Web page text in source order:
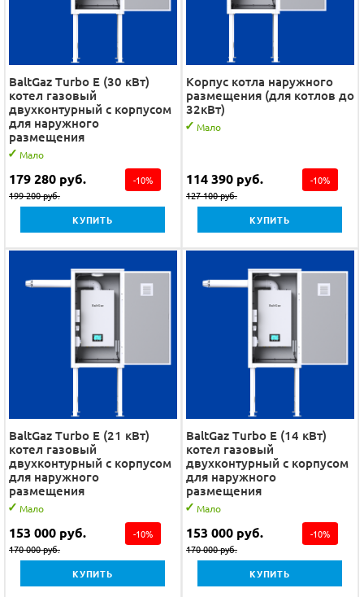
BaltGaz Turbo E (30 кВт)
котел газовый
двухконтурный с корпусом
для наружного
размещения
Мало
179 280 руб.
199 200руб.
-10%
КУПИТЬ
Корпус котла наружного
размещения (для котлов до
32кВт)
Мало
114 390 руб.
127 100руб.
-10%
КУПИТЬ
BaltGaz Turbo E (21 кВт)
котел газовый
двухконтурный с корпусом
для наружного
размещения
Мало
153 000 руб.
170 000руб.
-10%
КУПИТЬ
BaltGaz Turbo E (14 кВт)
котел газовый
двухконтурный с корпусом
для наружного
размещения
Мало
153 000 руб.
170 000руб.
-10%
КУПИТЬ